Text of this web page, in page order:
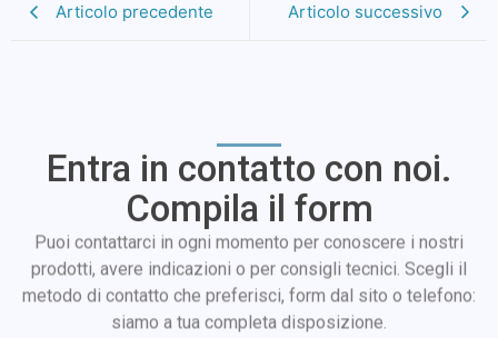
Articolo precedente Articolo successivo
Entra in contatto con noi.
Compila il form
Puoi contattarci in ogni momento per conoscere i nostri
prodotti, avere indicazioni o per consigli tecnici. Scegli il
metodo di contatto che preferisci, form dal sito o telefono:
siamo a tua completa disposizione.